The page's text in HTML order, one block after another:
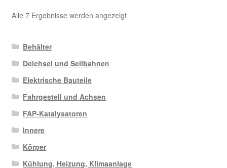
Alle 7 Ergebnisse werden angezeigtNach
Behälter
Deichsel und Seilbahnen
Elektrische Bauteile
Fahrgestell und Achsen
FAP-Katalysatoren
Innere
Körper
Kühlung, Heizung, Klimaanlage